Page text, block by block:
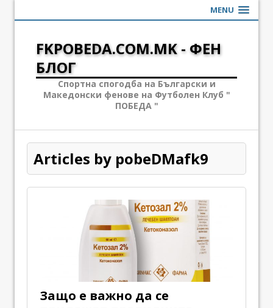
MENU
FKPOBEDA.COM.MK - ФЕН
БЛОГ
Спортна спогодба на Български и
Македонски фенове на Футболен Клуб "
ПОБЕДА "
Articles by pobeDMafk9
Защо е важно да се